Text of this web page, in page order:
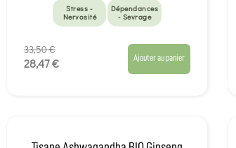
Stress -
Nervosité
Dépendances
- Sevrage
33,50 €
28,47 € Ajouter au panier